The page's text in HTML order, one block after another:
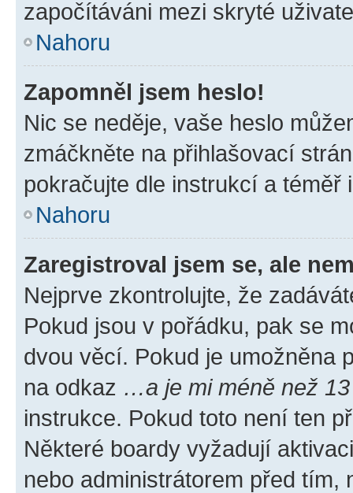
započítáváni mezi skryté
Nahoru
Zapomněl jsem heslo!
Nic se neděje, vaše heslo
zmáčkněte na přihlašovací
pokračujte dle instrukcí a téměř
Nahoru
Zaregistroval jsem se, ale
Nejprve zkontrolujte, že
Pokud jsou v pořádku, pak se
dvou věcí. Pokud je umožněna
na odkaz …a je mi méně než
instrukce. Pokud toto není ten
Některé boardy vyžadují
nebo administrátorem před tím,